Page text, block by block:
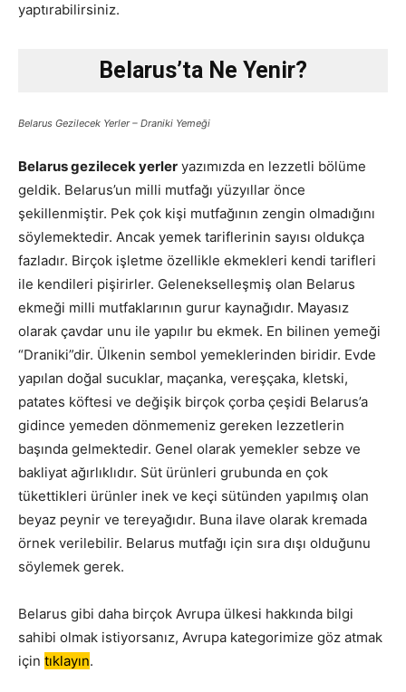
yaptırabilirsiniz.
Belarus’ta Ne Yenir?
Belarus Gezilecek Yerler – Draniki Yemeği
Belarus gezilecek yerler yazımızda en lezzetli bölüme
geldik. Belarus’un milli mutfağı yüzyıllar önce
şekillenmiştir. Pek çok kişi mutfağının zengin olmadığını
söylemektedir. Ancak yemek tariflerinin sayısı oldukça
fazladır. Birçok işletme özellikle ekmekleri kendi tarifleri
ile kendileri pişirirler. Gelenekselleşmiş olan Belarus
ekmeği milli mutfaklarının gurur kaynağıdır. Mayasız
olarak çavdar unu ile yapılır bu ekmek. En bilinen yemeği
“Draniki”dir. Ülkenin sembol yemeklerinden biridir. Evde
yapılan doğal sucuklar, maçanka, vereşçaka, kletski,
patates köftesi ve değişik birçok çorba çeşidi Belarus’a
gidince yemeden dönmemeniz gereken lezzetlerin
başında gelmektedir. Genel olarak yemekler sebze ve
bakliyat ağırlıklıdır. Süt ürünleri grubunda en çok
tükettikleri ürünler inek ve keçi sütünden yapılmış olan
beyaz peynir ve tereyağıdır. Buna ilave olarak kremada
örnek verilebilir. Belarus mutfağı için sıra dışı olduğunu
söylemek gerek.
Belarus gibi daha birçok Avrupa ülkesi hakkında bilgi
sahibi olmak istiyorsanız, Avrupa kategorimize göz atmak
için tıklayın.